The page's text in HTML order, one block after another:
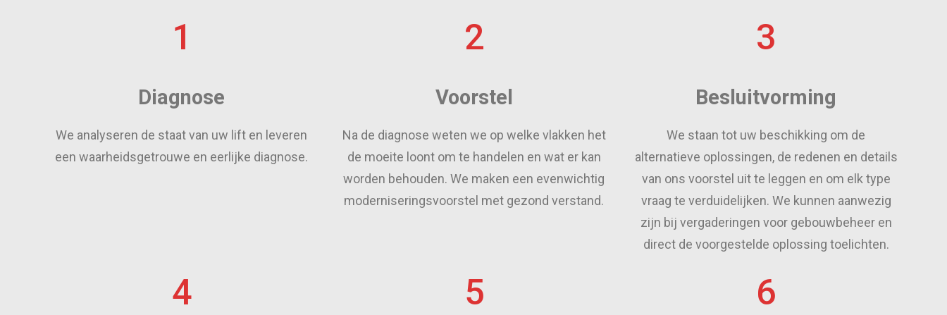
1
Diagnose
We analyseren de staat van uw lift en leveren
een waarheidsgetrouwe en eerlijke diagnose.
2
Voorstel
Na de diagnose weten we op welke vlakken het
de moeite loont om te handelen en wat er kan
worden behouden. We maken een evenwichtig
moderniseringsvoorstel met gezond verstand.
3
Besluitvorming
We staan tot uw beschikking om de
alternatieve oplossingen, de redenen en details
van ons voorstel uit te leggen en om elk type
vraag te verduidelijken. We kunnen aanwezig
zijn bij vergaderingen voor gebouwbeheer en
direct de voorgestelde oplossing toelichten.
4 5 6